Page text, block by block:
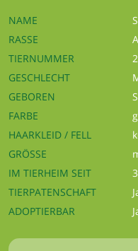
NAME
RASSE
TIERNUMMER
GESCHLECHT
GEBOREN
FARBE
HAARKLEID / FELL
GRÖSSE
IM TIERHEIM SEIT
TIERPATENSCHAFT
ADOPTIERBAR